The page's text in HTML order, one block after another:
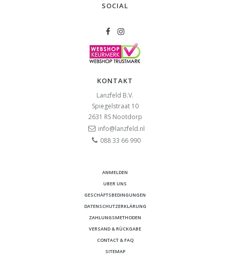
SOCIAL
KONTAKT
Lanzfeld B.V.
Spiegelstraat 10
2631 RS Nootdorp
info@lanzfeld.nl
088 33 66 990
ANMELDEN
UBER UNS
GESCHÄFTSBEDINGUNGEN
DATENSCHUTZERKLÄRUNG
ZAHLUNGSMETHODEN
VERSAND & RÜCKGABE
CONTACT & FAQ
SITEMAP